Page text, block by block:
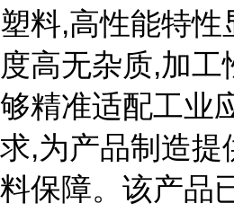
塑料,高性能特性
度高无杂质,加工
够精准适配工业
求,为产品制造提
料保障。该产品